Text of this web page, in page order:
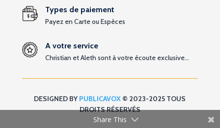
Types de paiement
Payez en Carte ou Espèces
A votre service
Christian et Aleth sont à votre écoute exclusive...
DESIGNED BY PUBLICAVOX © 2023-2025 TOUS
DROITS RÉSERVÉS
Share This